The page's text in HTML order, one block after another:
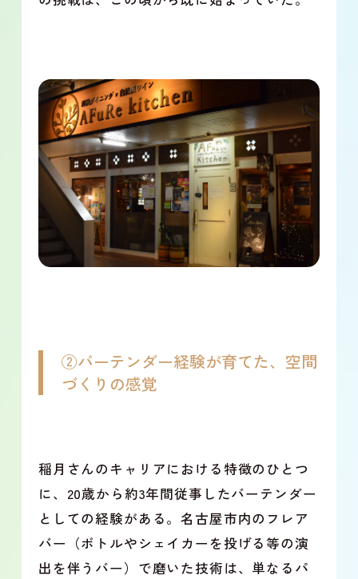
②バーテンダー経験が育てた、空間
づくりの感覚
稲月さんのキャリアにおける特徴のひとつ
に、20歳から約3年間従事したバーテンダー
としての経験がある。名古屋市内のフレア
バー（ボトルやシェイカーを投げる等の演
出を伴うバー）で磨いた技術は、単なるパ